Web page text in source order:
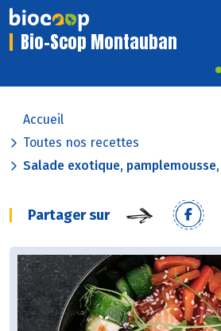
Bio-Scop Montauban
Accueil
Toutes nos recettes
Salade exotique,
Partager sur